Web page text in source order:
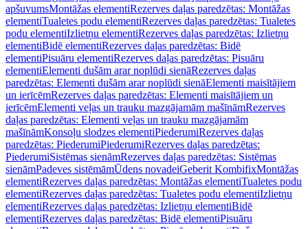
apšuvumsMontāžas elementiRezerves daļas paredzētas: Montāžas
elementiTualetes podu elementiRezerves daļas paredzētas: Tualetes
podu elementiIzlietņu elementiRezerves daļas paredzētas: Izlietņu
elementiBidē elementiRezerves daļas paredzētas: Bidē
elementiPisuāru elementiRezerves daļas paredzētas: Pisuāru
elementiElementi dušām arar noplūdi sienāRezerves daļas
paredzētas: Elementi dušām arar noplūdi sienāElementi maisītājiem
un ierīcēmRezerves daļas paredzētas: Elementi maisītājiem un
ierīcēmElementi veļas un trauku mazgājamām mašīnāmRezerves
daļas paredzētas: Elementi veļas un trauku mazgājamām
mašīnāmKonsoļu slodzes elementiPiederumiRezerves daļas
paredzētas: PiederumiPiederumiRezerves daļas paredzētas:
PiederumiSistēmas sienāmRezerves daļas paredzētas: Sistēmas
sienāmPadeves sistēmāmŪdens novadeiGeberit KombifixMontāžas
elementiRezerves daļas paredzētas: Montāžas elementiTualetes podu
elementiRezerves daļas paredzētas: Tualetes podu elementiIzlietņu
elementiRezerves daļas paredzētas: Izlietņu elementiBidē
elementiRezerves daļas paredzētas: Bidē elementiPisuāru